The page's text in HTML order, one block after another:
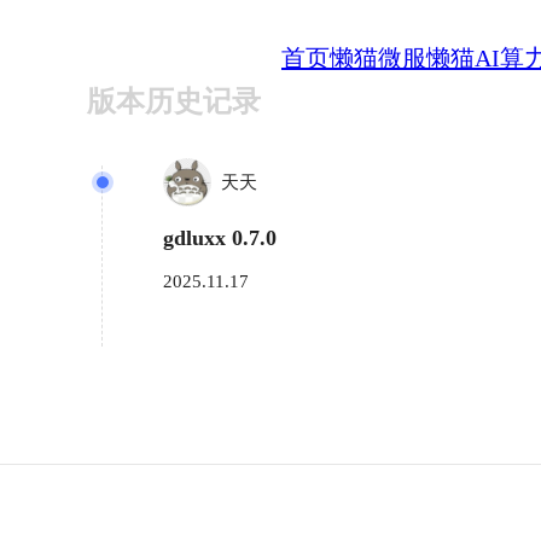
首页懒猫微服懒猫AI算
版本历史记录
天天
gdluxx 0.7.0
2025.11.17